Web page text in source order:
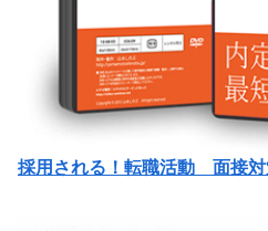
採用される！転職活動 面接対